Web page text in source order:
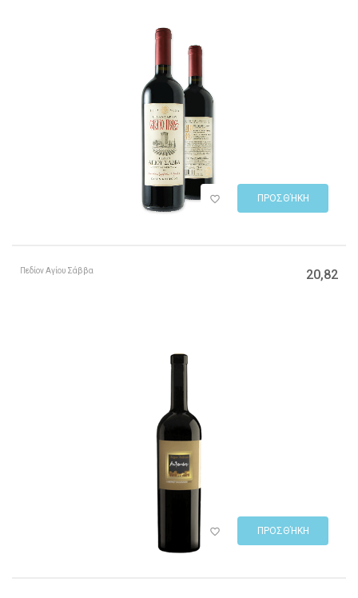
ΠΡΟΣΘΉΚΗ
Πεδίον Αγίου Σάββα 20,82
ΠΡΟΣΘΉΚΗ